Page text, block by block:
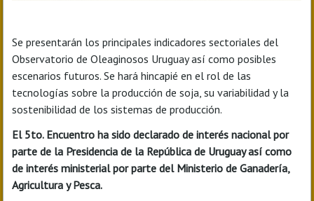
Se presentarán los principales indicadores sectoriales del
Observatorio de Oleaginosos Uruguay así como posibles
escenarios futuros. Se hará hincapié en el rol de las
tecnologías sobre la producción de soja, su variabilidad y la
sostenibilidad de los sistemas de producción.
El 5to. Encuentro ha sido declarado de interés nacional por
parte de la Presidencia de la República de Uruguay así como
de interés ministerial por parte del Ministerio de Ganadería,
Agricultura y Pesca.